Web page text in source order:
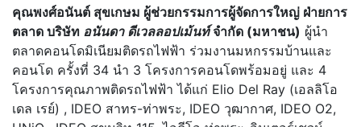
คุณพงศ์อนันต์ สุขเกษม ผู้ช่วยกรรมการผู้จัดการใหญ่ ฝ่ายการ
ตลาด บริษัท อนันดา ดีเวลลอปเม้นท์จำกัด (มหาชน) ผู้นำ
ตลาดคอนโดมิเนียมติดรถไฟฟ้า ร่วมงานมหกรรมบ้านและ
คอนโด ครั้งที่ 34 นำ 3 โครงการคอนโดพร้อมอยู่ และ 4
โครงการคุณภาพติดรถไฟฟ้า ได้แก่ Elio Del Ray (เอลลิโอ
เดล เรย์) , IDEO สาทร-ท่าพระ, IDEO วุฒากาศ, IDEO O2,